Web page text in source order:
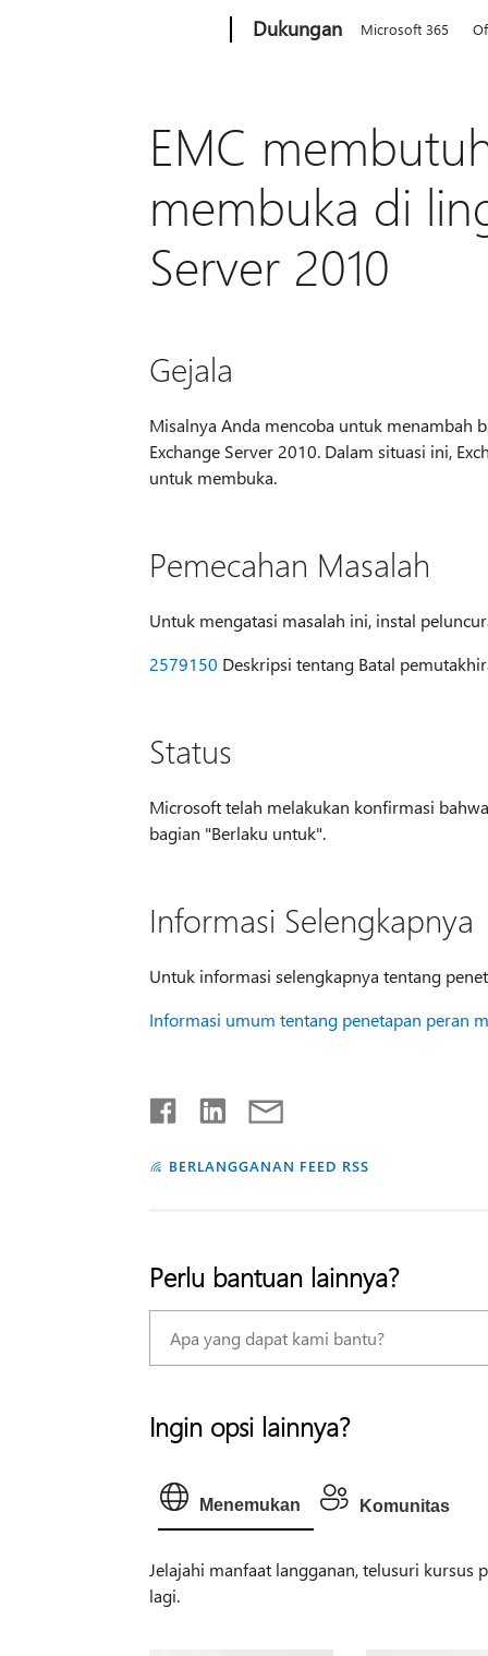
Dukungan Microsoft 365
EMC
membuka di
Server 2010
Gejala
Misalnya Anda mencoba untuk menambah
Exchange Server 2010. Dalam situasi ini,
untuk membuka.
Pemecahan Masalah
Untuk mengatasi masalah ini, instal
2579150 Deskripsi tentang Batal
Status
Microsoft telah melakukan konfirmasi
bagian "Berlaku untuk".
Informasi Selengkapnya
Untuk informasi selengkapnya tentang
Informasi umum tentang penetapan peran
BERLANGGANAN FEED RSS
Perlu bantuan lainnya?
Ingin opsi lainnya?
Menemukan Komunitas
Jelajahi manfaat langganan, telusuri kursus
lagi.